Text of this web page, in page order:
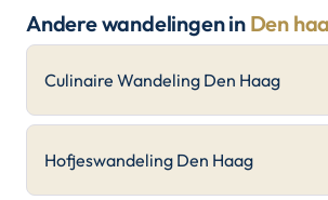
Andere wandelingen in Den
Culinaire Wandeling Den Haag
Hofjeswandeling Den Haag